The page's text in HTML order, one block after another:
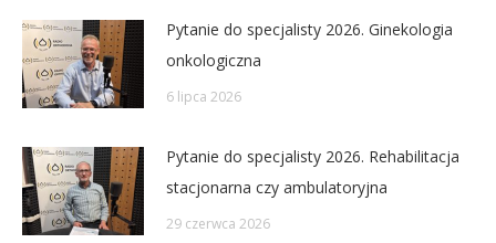
Pytanie do specjalisty 2026. Ginekologia
onkologiczna
6 lipca 2026
Pytanie do specjalisty 2026. Rehabilitacja
stacjonarna czy ambulatoryjna
29 czerwca 2026